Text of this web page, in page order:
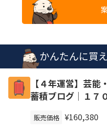
かんたんに買
【４年運営】芸
蓄積ブログ｜１７
販売価格 ¥160,380